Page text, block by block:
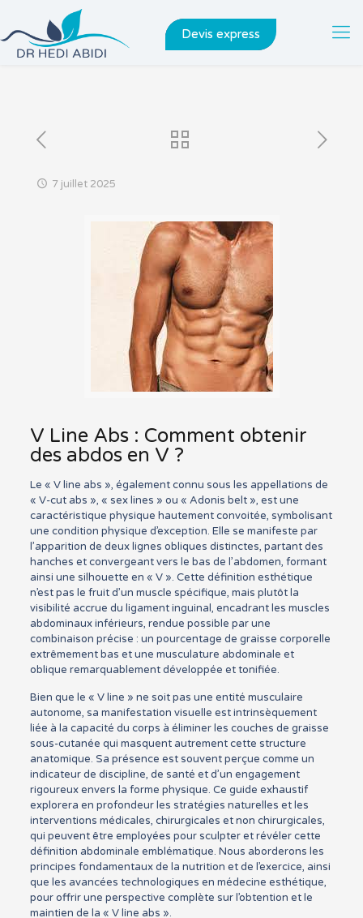
Devis express
7 juillet 2025
V Line Abs : Comment obtenir
des abdos en V ?
Le « V line abs », également connu sous les appellations de
« V-cut abs », « sex lines » ou « Adonis belt », est une
caractéristique physique hautement convoitée, symbolisant
une condition physique d’exception. Elle se manifeste par
l’apparition de deux lignes obliques distinctes, partant des
hanches et convergeant vers le bas de l’abdomen, formant
ainsi une silhouette en « V ». Cette définition esthétique
n’est pas le fruit d’un muscle spécifique, mais plutôt la
visibilité accrue du ligament inguinal, encadrant les muscles
abdominaux inférieurs, rendue possible par une
combinaison précise : un pourcentage de graisse corporelle
extrêmement bas et une musculature abdominale et
oblique remarquablement développée et tonifiée.
Bien que le « V line » ne soit pas une entité musculaire
autonome, sa manifestation visuelle est intrinsèquement
liée à la capacité du corps à éliminer les couches de graisse
sous-cutanée qui masquent autrement cette structure
anatomique. Sa présence est souvent perçue comme un
indicateur de discipline, de santé et d’un engagement
rigoureux envers la forme physique. Ce guide exhaustif
explorera en profondeur les stratégies naturelles et les
interventions médicales, chirurgicales et non chirurgicales,
qui peuvent être employées pour sculpter et révéler cette
définition abdominale emblématique. Nous aborderons les
principes fondamentaux de la nutrition et de l’exercice, ainsi
que les avancées technologiques en médecine esthétique,
pour offrir une perspective complète sur l’obtention et le
maintien de la « V line abs ».